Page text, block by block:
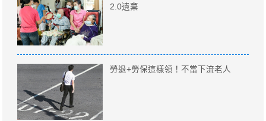
2.0遺棄
勞退+勞保這樣領！不當下流老人